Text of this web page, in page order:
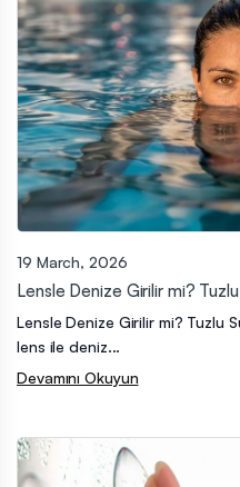
19 March, 2026
Lensle Denize Girilir mi? Tuzlu
Lensle Denize Girilir mi? Tuzlu
lens ile deniz...
Devamını Okuyun